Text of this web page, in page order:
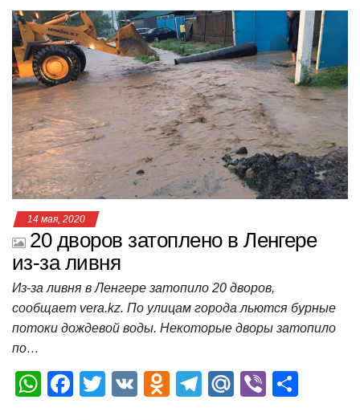
at
s
A
p
p
c
e
b
o
o
k
tt
er
n
o
kl
a
ss
ni
ki
e
gr
a
m
.R
u
er п
р
а
в
и
т
ь
14 мая, 2020
20 дворов затоплено в Ленгере
из-за ливня
Из-за ливня в Ленгере затопило 20 дворов,
сообщает vera.kz. По улицам города льются бурные
потоки дождевой воды. Некоторые дворы затопило
по…
W
F
T
V
O
T
M
Vi